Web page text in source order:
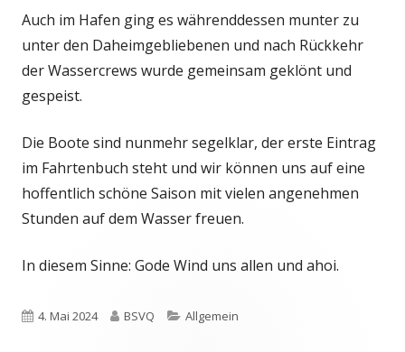
Auch im Hafen ging es währenddessen munter zu
unter den Daheimgebliebenen und nach Rückkehr
der Wassercrews wurde gemeinsam geklönt und
gespeist.
Die Boote sind nunmehr segelklar, der erste Eintrag
im Fahrtenbuch steht und wir können uns auf eine
hoffentlich schöne Saison mit vielen angenehmen
Stunden auf dem Wasser freuen.
In diesem Sinne: Gode Wind uns allen und ahoi.
Veröffentlicht
4. Mai 2024 Autor
BSVQ Kategorien
Allgemein